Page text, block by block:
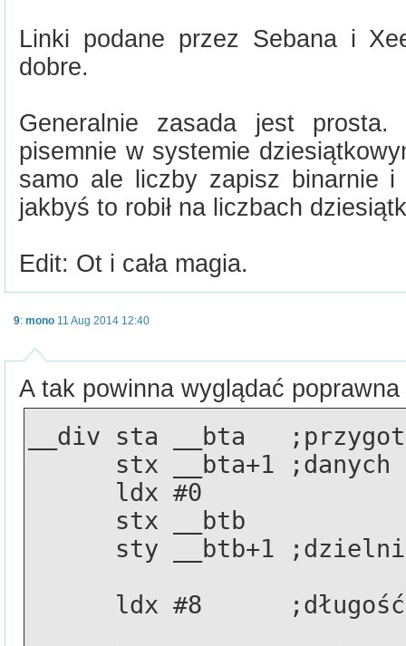
Linki podane przez Sebana i
dobre.
Generalnie zasada jest
pisemnie w systemie
samo ale liczby zapisz binarnie
jakbyś to robił na liczbach
Edit: Ot i cała magia.
9: mono 11 Aug 2014 12:40
A tak powinna wyglądać
__div sta __bta
      stx __bta+1 ;danych
      ldx #0
      stx __btb
sty __btb+1
ldx #8